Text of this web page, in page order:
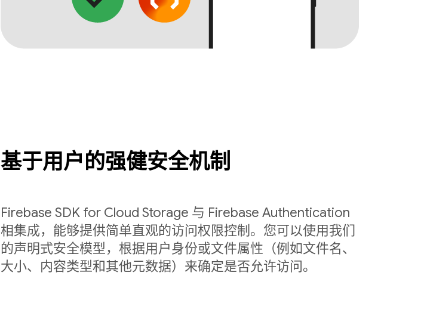
基于用户的强健安全机制
Firebase SDK for Cloud Storage 与 Firebase Authentication
相集成，能够提供简单直观的访问权限控制。您可以使用我们
的声明式安全模型，根据用户身份或文件属性（例如文件名、
大小、内容类型和其他元数据）来确定是否允许访问。